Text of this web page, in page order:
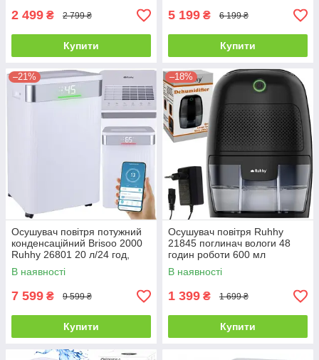
2 499 ₴ 2 799 ₴
Купити
5 199 ₴ 6 199 ₴
Купити
–21%
Осушувач повітря потужний
конденсаційний Brisoo 2000
Ruhhy 26801 20 л/24 год,
гігростат, таймер, WiFi
В наявності
7 599 ₴ 9 599 ₴
Купити
–18%
Осушувач повітря Ruhhy
21845 поглинач вологи 48
годин роботи 600 мл
В наявності
1 399 ₴ 1 699 ₴
Купити